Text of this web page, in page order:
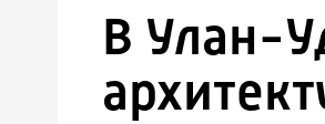
В Улан-